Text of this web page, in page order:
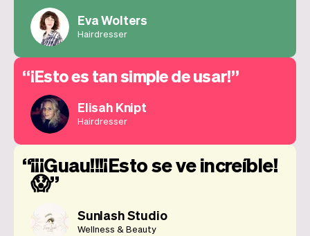
Eva Wolters
Hairdresser
¡Esto es tan simple de usar!
Elisah Knipt
Hairdresser
¡¡¡Guau!!!¡Esto se ve increíble!
😱
Sunlash Studio
Wellness & Beauty